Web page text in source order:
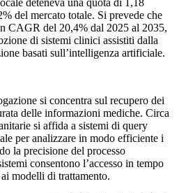
deteneva una quota di 1,18
del mercato totale. Si prevede che
CAGR del 20,4% dal 2025 al 2035,
di sistemi clinici assistiti dalla
basati sull’intelligenza artificiale.
si concentra sul recupero dei
delle informazioni mediche. Circa
si affida a sistemi di query
per analizzare in modo efficiente i
la precisione del processo
consentono l’accesso in tempo
modelli di trattamento.